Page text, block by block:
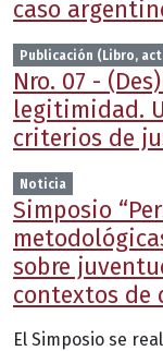
caso
Publicación (Libro,
Nro. 07 -
legitimidad.
criterios de
Noticia
Simposio
sobre
contextos de
El Simposio se